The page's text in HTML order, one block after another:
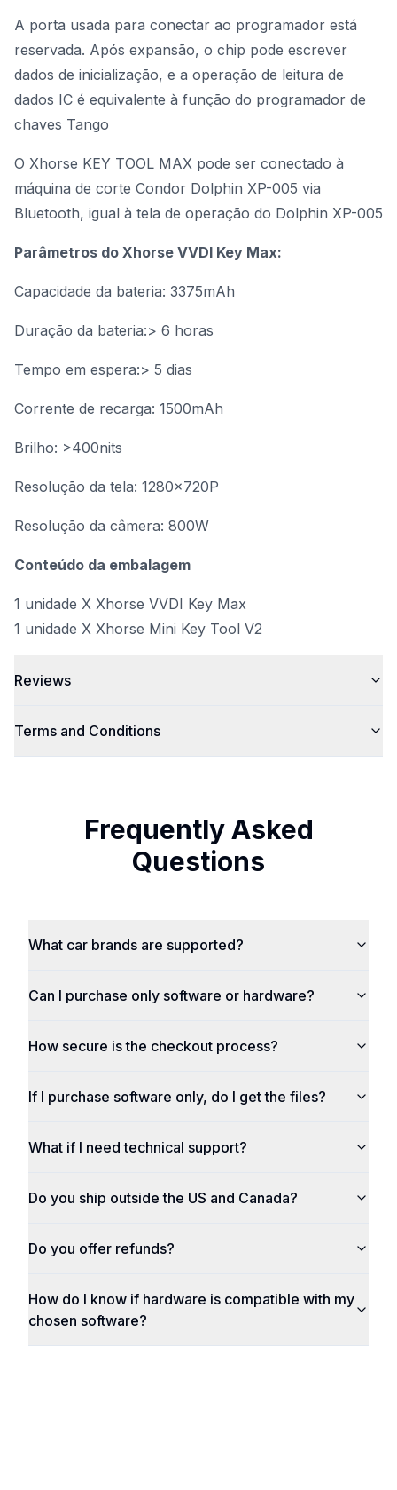
A porta usada para conectar ao programador está
reservada. Após expansão, o chip pode escrever
dados de inicialização, e a operação de leitura de
dados IC é equivalente à função do programador de
chaves Tango
O Xhorse KEY TOOL MAX pode ser conectado à
máquina de corte Condor Dolphin XP-005 via
Bluetooth, igual à tela de operação do Dolphin XP-005
Parâmetros do Xhorse VVDI Key Max:
Capacidade da bateria: 3375mAh
Duração da bateria:> 6 horas
Tempo em espera:> 5 dias
Corrente de recarga: 1500mAh
Brilho: >400nits
Resolução da tela: 1280×720P
Resolução da câmera: 800W
Conteúdo da embalagem
1 unidade X Xhorse VVDI Key Max
1 unidade X Xhorse Mini Key Tool V2
Reviews
Terms and Conditions
Frequently Asked
Questions
What car brands are supported?
Can I purchase only software or hardware?
How secure is the checkout process?
If I purchase software only, do I get the files?
What if I need technical support?
Do you ship outside the US and Canada?
Do you offer refunds?
How do I know if hardware is compatible with my
chosen software?